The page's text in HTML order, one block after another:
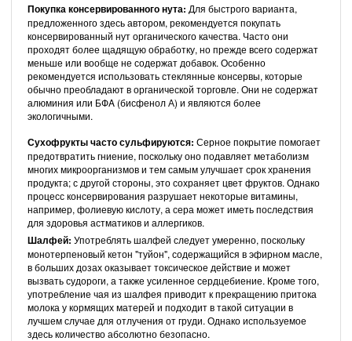
Покупка консервированного нута: Для быстрого варианта,
предложенного здесь автором, рекомендуется покупать
консервированный нут органического качества. Часто они
проходят более щадящую обработку, но прежде всего содержат
меньше или вообще не содержат добавок. Особенно
рекомендуется использовать стеклянные консервы, которые
обычно преобладают в органической торговле. Они не содержат
алюминия или БФA (бисфенол А) и являются более
экологичными.
Сухофрукты часто сульфируются: Серное покрытие помогает
предотвратить гниение, поскольку оно подавляет метаболизм
многих микроорганизмов и тем самым улучшает срок хранения
продукта; с другой стороны, это сохраняет цвет фруктов. Однако
процесс консервирования разрушает некоторые витамины,
например, фолиевую кислоту, а сера может иметь последствия
для здоровья астматиков и аллергиков.
Шалфей: Употреблять шалфей следует умеренно, поскольку
монотерпеновый кетон "туйон", содержащийся в эфирном масле,
в больших дозах оказывает токсическое действие и может
вызвать судороги, а также усиленное сердцебиение. Кроме того,
употребление чая из шалфея приводит к прекращению притока
молока у кормящих матерей и подходит в такой ситуации в
лучшем случае для отлучения от груди. Однако используемое
здесь количество абсолютно безопасно.